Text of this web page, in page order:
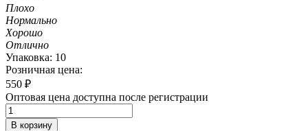
Плохо
Нормально
Хорошо
Отлично
Упаковка: 10
Розничная цена:
550 ₽
Оптовая цена доступна после регистрации
В корзину